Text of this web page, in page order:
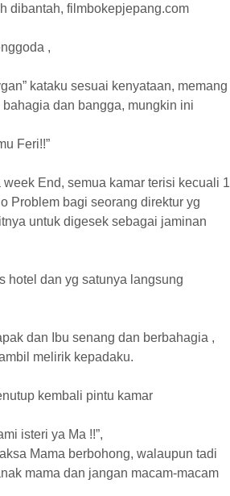
dibantah, filmbokepjepang.com
,
kataku sesuai kenyataan, memang
dan bangga, mungkin ini
Feri!!”
End, semua kamar terisi kecuali 1
Problem bagi seorang direktur yg
untuk digesek sebagai jaminan
hotel dan yg satunya langsung
dan Ibu senang dan berbahagia ,
melirik kepadaku.
kembali pintu kamar
isteri ya Ma !!”,
Mama berbohong, walaupun tadi
mama dan jangan macam-macam